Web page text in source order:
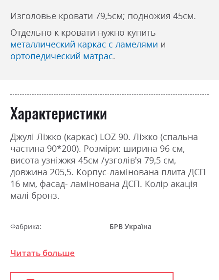
Изголовье кровати 79,5см; подножия 45см.
Отдельно к кровати нужно купить
металлический каркас с ламелями и
ортопедический матрас.
Характеристики
Джулі Ліжко (каркас) LOZ 90. Ліжко (спальна
частина 90*200). Розміри: ширина 96 см,
висота узніжжя 45см /узголів'я 79,5 см,
довжина 205,5. Корпус-ламінована плита ДСП
16 мм, фасад- ламінована ДСП. Колір акація
малі бронз.
Фабрика:
БРВ Україна
Цвет (Корпус):
Цвет материала
дуб конкордія
Читать больше